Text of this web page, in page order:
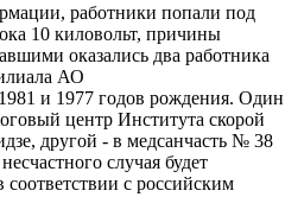
работники попали под
10 киловольт, причины
оказались два работника
АО
и 1977 годов рождения. Один
центр Института скорой
другой - в медсанчасть № 38
случая будет
соответствии с российским